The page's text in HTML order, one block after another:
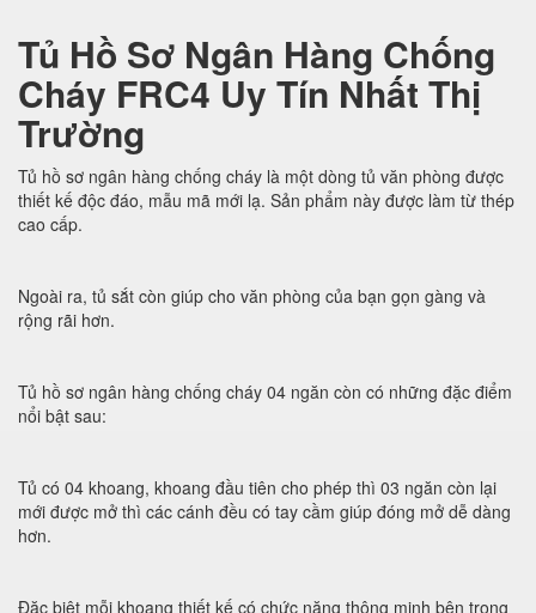
Tủ Hồ Sơ Ngân Hàng Chống
Cháy FRC4 Uy Tín Nhất Thị
Trường
Tủ hồ sơ ngân hàng chống cháy là một dòng tủ văn phòng được
thiết kế độc đáo, mẫu mã mới lạ. Sản phẩm này được làm từ thép
cao cấp.
Ngoài ra, tủ sắt còn giúp cho văn phòng của bạn gọn gàng và
rộng rãi hơn.
Tủ hồ sơ ngân hàng chống cháy 04 ngăn còn có những đặc điểm
nổi bật sau:
Tủ có 04 khoang, khoang đầu tiên cho phép thì 03 ngăn còn lại
mới được mở thì các cánh đều có tay cầm giúp đóng mở dễ dàng
hơn.
Đặc biệt mỗi khoang thiết kế có chức năng thông minh bên trong